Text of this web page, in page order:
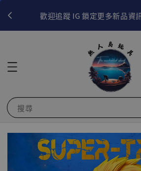
歡迎追蹤 IG 鎖定更多新品資
搜尋